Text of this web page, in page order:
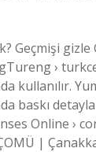
Geçmişi
›
kullanılır.
baskı
Online ›
|